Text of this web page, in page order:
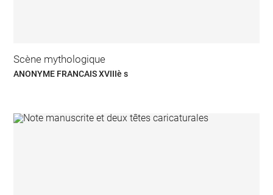
Scène mythologique
ANONYME FRANCAIS XVIIIè s